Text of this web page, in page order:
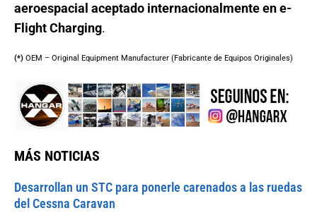
aeroespacial aceptado internacionalmente en e-
Flight Charging.
(*) OEM – Original Equipment Manufacturer (Fabricante de Equipos Originales)
MÁS NOTICIAS
Desarrollan un STC para ponerle carenados a las ruedas
del Cessna Caravan